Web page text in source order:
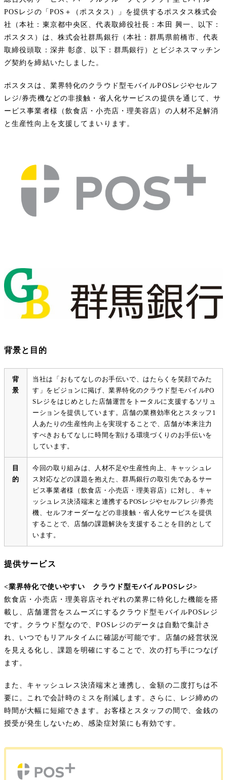
POSレジの「POS＋（ポスタス）」を提供するポスタス株式会
社（本社：東京都中央区、代表取締役社長：本田 興一、以下：
ポスタス）は、株式会社群馬銀行（本社：群馬県前橋市、代表
取締役頭取：深井 彰彦、以下：群馬銀行）とビジネスマッチン
グ契約を締結いたしました。
ポスタスは、業界特化のクラウド型モバイルPOSレジやセルフ
レジ/券売機などの非接触・省人化サービスの提供を通じて、サ
ービス事業者様（飲食店・小売店・理美容店）の人材不足解消
と生産性向上を支援してまいります。
背景と目的
背
景
当社は「おもてなしのお手伝いで、はたらくを笑顔でみた
す」をビジョンに掲げ、業界特化のクラウド型モバイルPO
Sレジをはじめとした店舗運営をトータルに支援するソリュ
ーションを提供しています。店舗の業務効率化とスタッフ1
人あたりの生産性向上を実現することで、店舗が本来注力
すべきおもてなしに時間を割ける環境づくりのお手伝いを
しています。
目
的
今回の取り組みは、人材不足や生産性向上、キャッシュレ
ス対応などの課題を抱えた、群馬銀行の取引先であるサー
ビス事業者様（飲食店・小売店・理美容店）に対し、キャ
ッシュレス決済端末と連携するPOSレジやセルフレジ/券売
機、セルフオーダーなどの非接触・省人化サービスを提供
することで、店舗の課題解決を支援することを目的として
います。
提供サービス
<業界特化で使いやすい クラウド型モバイルPOSレジ>
飲食店・小売店・理美容店それぞれの業界に特化した機能を搭
載し、店舗運営をスムーズにするクラウド型モバイルPOSレジ
です。クラウド型なので、POSレジのデータは自動で集計さ
れ、いつでもリアルタイムに確認が可能です。店舗の経営状況
を見える化し、課題を明確にすることで、次の打ち手につなげ
ます。
また、キャッシュレス決済端末と連携し、金額の二度打ちは不
要に。これで会計時のミスを削減します。さらに、レジ締めの
時間が大幅に短縮できます。お客様とスタッフの間で、金銭の
授受が発生しないため、感染症対策にも有効です。